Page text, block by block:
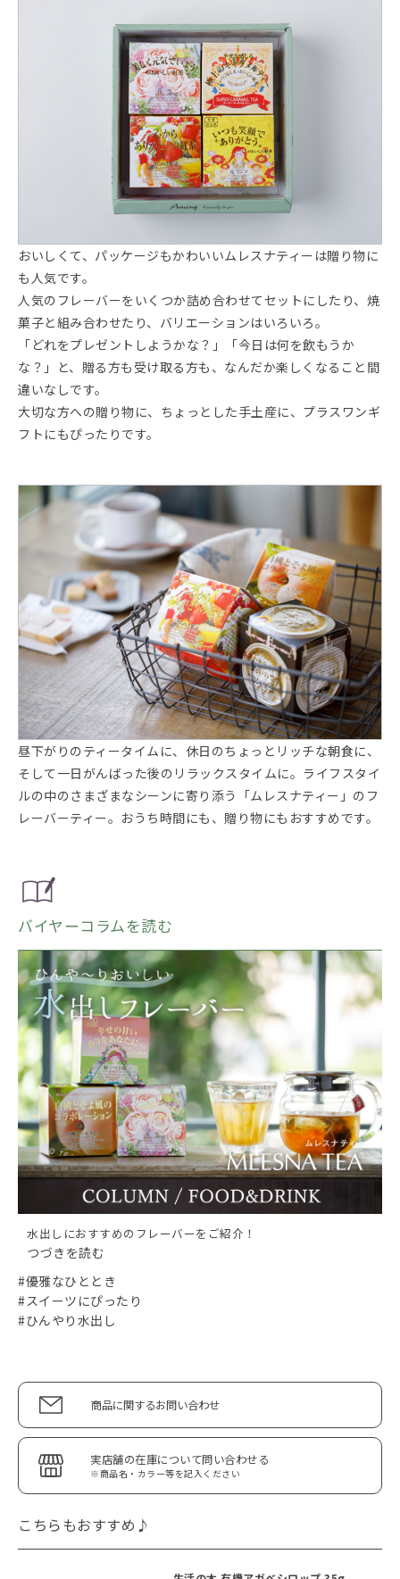
おいしくて、パッケージもかわいいムレスナティーは贈り物に
も人気です。
人気のフレーバーをいくつか詰め合わせてセットにしたり、焼
菓子と組み合わせたり、バリエーションはいろいろ。
「どれをプレゼントしようかな？」「今日は何を飲もうか
な？」と、贈る方も受け取る方も、なんだか楽しくなること間
違いなしです。
大切な方への贈り物に、ちょっとした手土産に、プラスワンギ
フトにもぴったりです。
昼下がりのティータイムに、休日のちょっとリッチな朝食に、
そして一日がんばった後のリラックスタイムに。ライフスタイ
ルの中のさまざまなシーンに寄り添う「ムレスナティー」のフ
レーバーティー。おうち時間にも、贈り物にもおすすめです。
バイヤーコラムを読む
水出しにおすすめのフレーバーをご紹介！
つづきを読む
#優雅なひととき
#スイーツにぴったり
#ひんやり水出し
商品に関するお問い合わせ
実店舗の在庫について問い合わせる
※商品名・カラー等を記入ください
こちらもおすすめ♪